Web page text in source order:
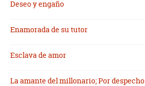
Deseo y engaño
Enamorada de su tutor
Esclava de amor
La amante del millonario; Por despecho